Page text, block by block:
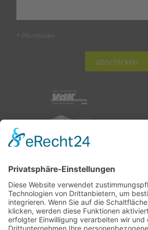
* Pflichtfelder
abschicken